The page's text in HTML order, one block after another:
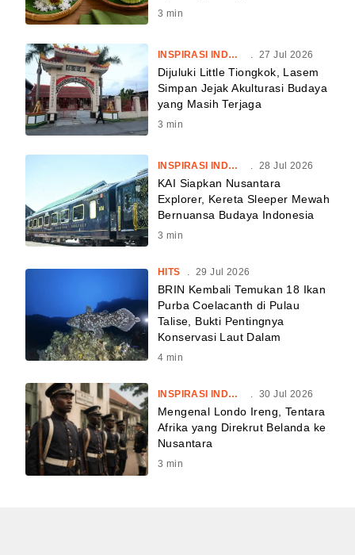
3 min
INSPIRASI INDONESIA . 27 Jul 2026
Dijuluki Little Tiongkok, Lasem
Simpan Jejak Akulturasi Budaya
yang Masih Terjaga
3 min
INSPIRASI INDONESIA . 28 Jul 2026
KAI Siapkan Nusantara
Explorer, Kereta Sleeper Mewah
Bernuansa Budaya Indonesia
3 min
HITS . 29 Jul 2026
BRIN Kembali Temukan 18 Ikan
Purba Coelacanth di Pulau
Talise, Bukti Pentingnya
Konservasi Laut Dalam
4 min
INSPIRASI INDONESIA . 30 Jul 2026
Mengenal Londo Ireng, Tentara
Afrika yang Direkrut Belanda ke
Nusantara
3 min